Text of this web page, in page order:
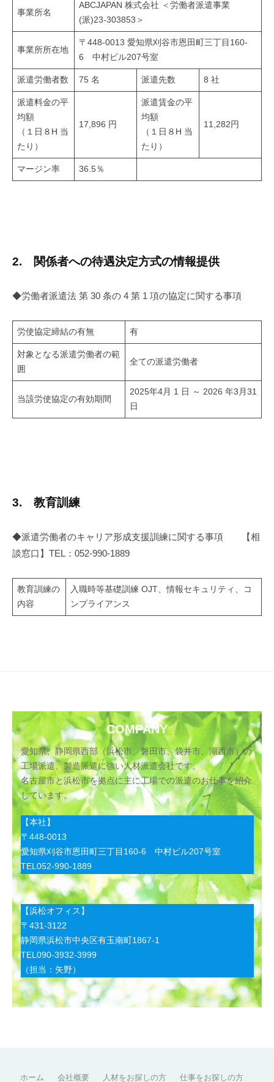
年
18
chise1117
事業所名
ABCJAPAN 株式会社 ＜労働者派遣事業
(派)23-303853＞
事業所所在地
〒448-0013 愛知県刈谷市恩田町三丁目160-
6 中村ビル207号室
派遣労働者数 75 名 派遣先数 8 社
派遣料金の平
均額
（１日８H 当
たり）
17,896 円
派遣賃金の平
均額
（１日８H 当
たり）
11,282円
マージン率 36.5％
2. 関係者への待遇決定方式の情報提供
◆労働者派遣法 第 30 条の 4 第 1 項の協定に関する事項
労使協定締結の有無 有
対象となる派遣労働者の範
囲
全ての派遣労働者
当該労使協定の有効期間
2025年4月 1 日 ～ 2026 年3月31
日
3. 教育訓練
◆派遣労働者のキャリア形成支援訓練に関する事項 【相
談窓口】TEL：052-990-1889
教育訓練の
内容
入職時等基礎訓練 OJT、情報セキュリティ、コ
ンプライアンス
COMPANY
愛知県、静岡県西部（浜松市、磐田市、袋井市、湖西市）の
工場派遣、製造派遣に強い人材派遣会社です。
名古屋市と浜松市を拠点に主に工場での派遣のお仕事を紹介
しています。
【本社】
〒448-0013
愛知県刈谷市恩田町三丁目160-6 中村ビル207号室
TEL052-990-1889
【浜松オフィス】
〒431-3122
静岡県浜松市中央区有玉南町1867-1
TEL090-3932-3999
（担当：矢野）
ホーム 会社概要 人材をお探しの方 仕事をお探しの方